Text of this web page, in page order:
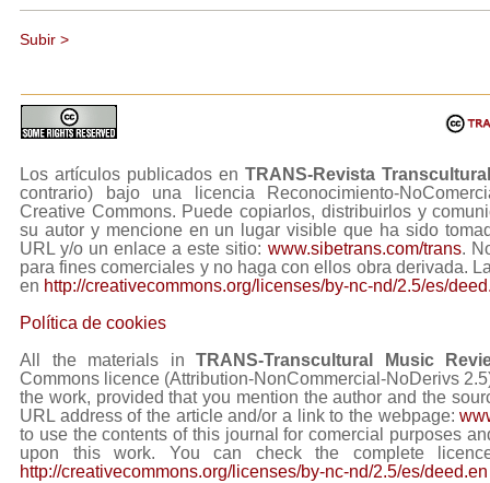
Subir >
Los artículos publicados enTRANS-Revista
contrario) bajo una licencia Reconocimiento-
Creative Commons. Puede copiarlos, distribuirlos y
su autor y mencione en un lugar visible que ha sido
URL y/o un enlace a este sitio: www.sibetrans.com/trans.
para fines comerciales y no haga con ellos obra derivada.
en http://creativecommons.org/licenses/by-nc-nd/2.5/es/
Política de cookies
All the materials inTRANS-Transcultural Music
Commons licence (Attribution-NonCommercial-NoDerivs
the work, provided that you mention the author and the
URL address of the article and/or a link to the webpage:
to use the contents of this journal for comercial purposes
upon this work. You can check the complete
http://creativecommons.org/licenses/by-nc-nd/2.5/es/deed.en